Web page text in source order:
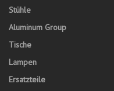
Stühle
Aluminum Group
Tische
Lampen
Ersatzteile